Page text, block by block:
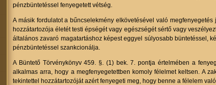
pénzbüntetéssel fenyegetett vétség.
A másik fordulatot a bűncselekmény elkövetésével való
hozzátartozója életét testi épségét vagy egészségét sértő vagy
általános zavaró magatartáshoz képest eggyel súlyosabb büntetéssel,
pénzbüntetéssel szankcionálja.
A Büntető Törvénykönyv 459. §. (1) bek. 7. pontja értelmében a
alkalmas arra, hogy a megfenyegetettben komoly félelmet keltsen. A
tekintettel hozzátartozóját azért fenyegeti meg, hogy benne a félelem